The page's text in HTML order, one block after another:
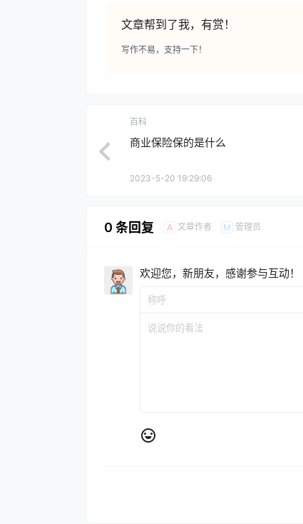
文章帮到了我，有赏！
写作不易，支持一下！
百科
商业保险保的是什么
2023-5-20 19:29:06
0 条回复 A 文章作者 M 管理员
欢迎您，新朋友，感谢参与互动！